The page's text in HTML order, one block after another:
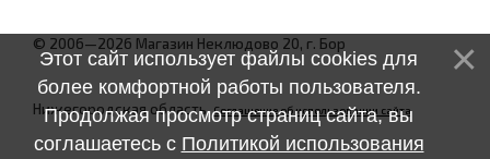
© 2006—2026 Магазин Неклюдово 20, г. Бор
Нижегородская область.Соглашение об использовании сайта
Этот сайт использует файлы cookies для
более комфортной работы пользователя.
Продолжая просмотр страниц сайта, вы
соглашаетесь с Политикой использования